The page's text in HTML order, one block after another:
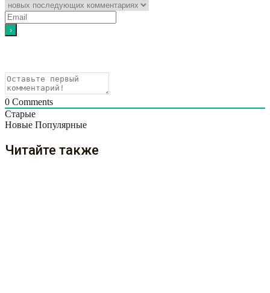
0 Comments
Старые
Новые Популярные
Читайте также